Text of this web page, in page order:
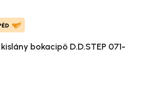
bokacipö D.D.STEP 071-